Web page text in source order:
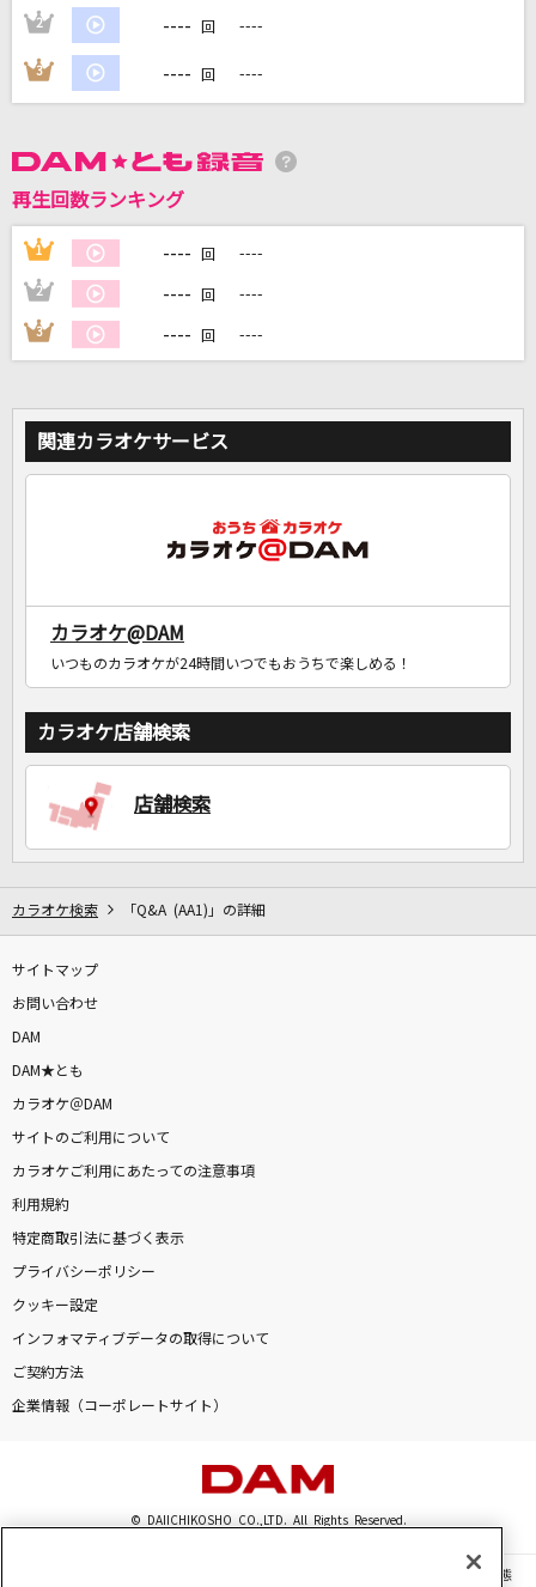
カラオケをもっと楽しもう！
自宅でカラオケ歌い放題！
2 ---- 回 ----
3 ---- 回 ----
再生回数ランキング
1 ---- 回 ----
2 ---- 回 ----
3 ---- 回 ----
関連カラオケサービス
カラオケ@DAM
いつものカラオケが24時間いつでもおうちで楽しめる！
カラオケ店舗検索
店舗検索
カラオケ検索 「Q&A (AA1)」の詳細
サイトマップ
お問い合わせ
DAM
DAM★とも
カラオケ＠DAM
サイトのご利用について
カラオケご利用にあたっての注意事項
利用規約
特定商取引法に基づく表示
プライバシーポリシー
クッキー設定
インフォマティブデータの取得について
ご契約方法
企業情報（コーポレートサイト）
© DAIICHIKOSHO CO.,LTD. All Rights Reserved.
このサイトに掲載されている一切の文章・画像・写真・動画・音声等を、手段や形態